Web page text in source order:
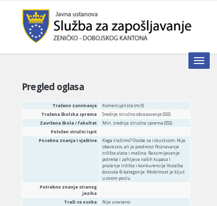
Toggle
Pregled oglasa
Traženo zanimanje
Komercijalista (m/ž)
Tražena školska sprema
Srednje stručno obrazovanje (SSS)
Završena škola / fakultet
Min. srednja stručna sprema (SSS)
Položen stručni ispit
Posebna znanja i vještine
Koga tražimo? Osobe sa iskustvom: Nije
obavezno, ali je prednost Poznavanje
tržišta alata i mašina: Razumijevanje
potreba i zahtjeva naših kupaca i
praćenje tržišta i konkurencije Vozačka
dozvola B-kategorije: Mobilnost je ključ
u ovom poslu
Potrebno znanje stranog
jezika
Traži se osoba
Nije uneseno